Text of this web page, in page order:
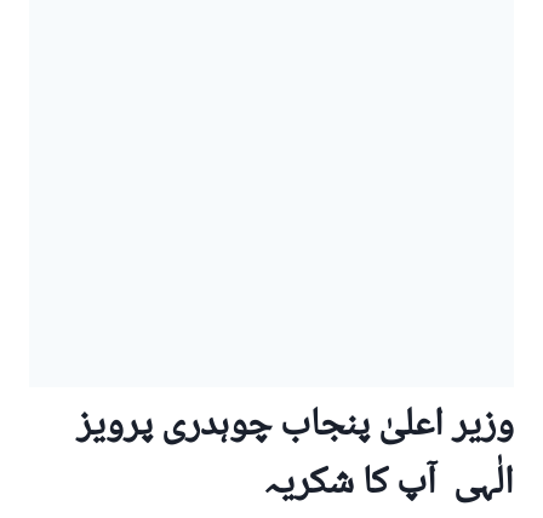
وزیر اعلیٰ پنجاب چوہدری پرویز
الٰہی آپ کا شکریہ